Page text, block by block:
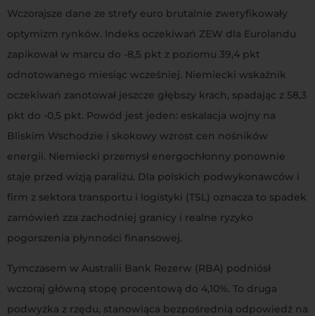
Wczorajsze dane ze strefy euro brutalnie zweryfikowały
optymizm rynków. Indeks oczekiwań ZEW dla Eurolandu
zapikował w marcu do -8,5 pkt z poziomu 39,4 pkt
odnotowanego miesiąc wcześniej. Niemiecki wskaźnik
oczekiwań zanotował jeszcze głębszy krach, spadając z 58,3
pkt do -0,5 pkt. Powód jest jeden: eskalacja wojny na
Bliskim Wschodzie i skokowy wzrost cen nośników
energii. Niemiecki przemysł energochłonny ponownie
staje przed wizją paraliżu. Dla polskich podwykonawców i
firm z sektora transportu i logistyki (TSL) oznacza to spadek
zamówień zza zachodniej granicy i realne ryzyko
pogorszenia płynności finansowej.
Tymczasem w Australii Bank Rezerw (RBA) podniósł
wczoraj główną stopę procentową do 4,10%. To druga
podwyżka z rzędu, stanowiąca bezpośrednią odpowiedź na